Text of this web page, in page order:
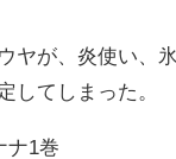
ヤが、炎使い、
してしまった。
ナ1巻